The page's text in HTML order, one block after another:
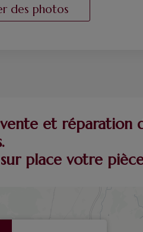
et réparation
place votre